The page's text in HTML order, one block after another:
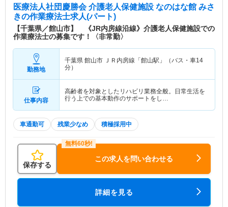
医療法人社団慶勝会 介護老人保健施設 なのはな館 みさ
きの作業療法士求人(パート)
【千葉県／館山市】 《JR内房線沿線》介護老人保健施設での
作業療法士の募集です！〈非常勤〉
勤務地
千葉県 館山市 ＪＲ内房線「館山駅」（バス・車14
分）
仕事内容
高齢者を対象としたリハビリ業務全般。日常生活を
行う上での基本動作のサポートをし…
車通勤可 残業少なめ 積極採用中
保存する
この求人を問い合わせる
詳細を見る